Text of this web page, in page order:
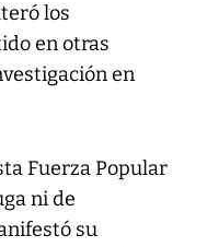
los
en otras
en
Fuerza Popular
ni de
su